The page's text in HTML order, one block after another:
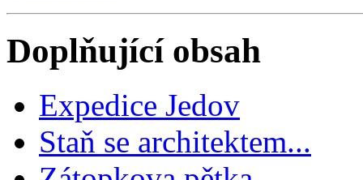
Doplňující obsah
Expedice Jedov
Staň se architektem...